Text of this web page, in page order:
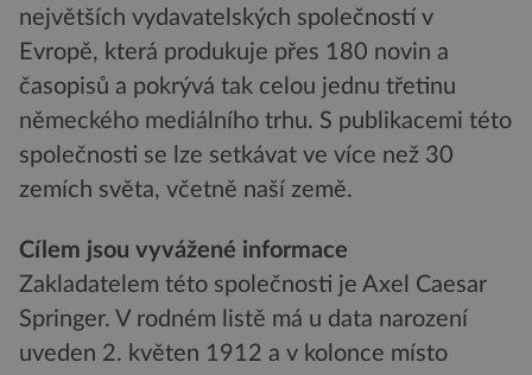
největších vydavatelských společností v
Evropě, která produkuje přes 180 novin a
časopisů a pokrývá tak celou jednu třetinu
německého mediálního trhu. S publikacemi této
společnosti se lze setkávat ve více než 30
zemích světa, včetně naší země.
Cílem jsou vyvážené informace
Zakladatelem této společnosti je Axel Caesar
Springer. V rodném listě má u data narození
uveden 2. květen 1912 a v kolonce místo